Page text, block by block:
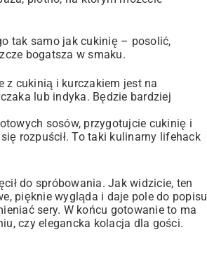
tak samo jak cukinię – posolić,
bogatsza w smaku.
z cukinią i kurczakiem jest na
lub indyka. Będzie bardziej
sosów, przygotujcie cukinię i
rozpuścił. To taki kulinarny lifehack
do spróbowania. Jak widzicie, ten
pięknie wygląda i daje pole do popisu
sery. W końcu gotowanie to ma
czy elegancka kolacja dla gości.